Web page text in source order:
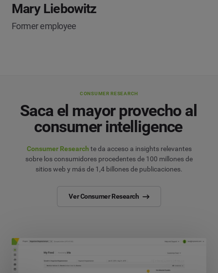
Mary Liebowitz
Former employee
CONSUMER RESEARCH
Saca el mayor provecho al
consumer intelligence
Consumer Research te da acceso a insights relevantes
sobre los consumidores procedentes de 100 millones de
sitios web y más de 1,4 billones de publicaciones.
Ver Consumer Research